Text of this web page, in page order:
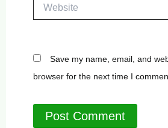
Save my name, email, and
browser for the next time I